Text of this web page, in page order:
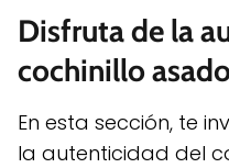
Disfruta de la
cochinillo
En esta sección, te
la autenticidad del